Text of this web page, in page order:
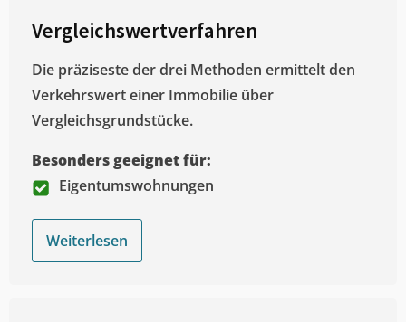
Vergleichswertverfahren
Die präziseste der drei Methoden ermittelt den
Verkehrswert einer Immobilie über
Vergleichsgrundstücke.
Besonders geeignet für:
Eigentumswohnungen
Weiterlesen